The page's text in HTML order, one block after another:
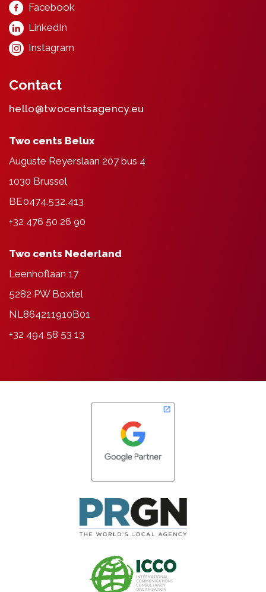
Facebook
LinkedIn
Instagram
Contact
hello@twocentsagency.eu
Two cents Belux
Auguste Reyerslaan 207 bus 4
1030 Brussel
BE0474.532.413
+32 476 50 26 90
Two cents Nederland
Leenhoflaan 17
5282 PW Boxtel
NL864211910B01
+32 494 58 53 13